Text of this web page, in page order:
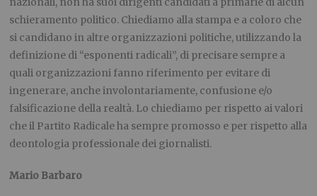
schieramento politico. Chiediamo alla stampa e a coloro che
si candidano in altre organizzazioni politiche, utilizzando la
definizione di “esponenti radicali”, di precisare sempre a
quali organizzazioni fanno riferimento per evitare di
ingenerare, anche involontariamente, confusione e/o
falsificazione della realtà. Lo chiediamo per rispetto ai valori
che il Partito Radicale ha sempre promosso e per rispetto alla
deontologia professionale dei giornalisti.
Mario Barbaro